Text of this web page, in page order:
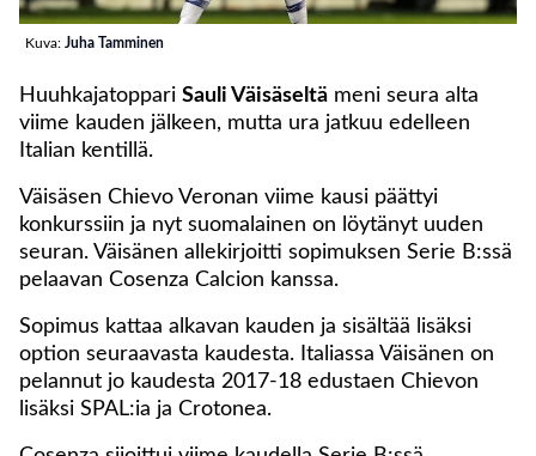
Kuva: Juha Tamminen
Huuhkajatoppari Sauli Väisäseltä meni seura alta
viime kauden jälkeen, mutta ura jatkuu edelleen
Italian kentillä.
Väisäsen Chievo Veronan viime kausi päättyi
konkurssiin ja nyt suomalainen on löytänyt uuden
seuran. Väisänen allekirjoitti sopimuksen Serie B:ssä
pelaavan Cosenza Calcion kanssa.
Sopimus kattaa alkavan kauden ja sisältää lisäksi
option seuraavasta kaudesta. Italiassa Väisänen on
pelannut jo kaudesta 2017-18 edustaen Chievon
lisäksi SPAL:ia ja Crotonea.